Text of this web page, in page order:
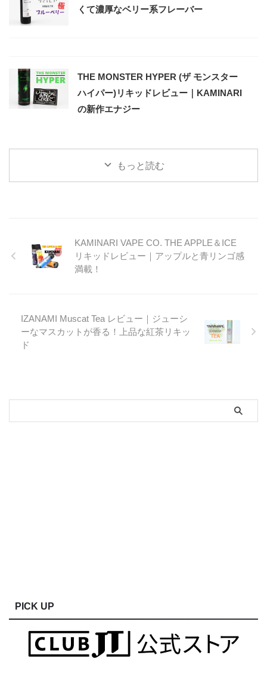
くて濃厚なベリー系フレーバー
THE MONSTER HYPER (ザ モンスター
ハイパー)リキッドレビュー｜KAMINARI
の新作エナジー
もっと読む
KAMINARI VAPE CO. THE APPLE＆ICE
リキッドレビュー｜アップルと青リンゴ感
満載！
IZANAMI Muscat Tea レビュー｜ジューシ
ーなマスカットが香る！上品な紅茶リキッ
ド
PICK UP